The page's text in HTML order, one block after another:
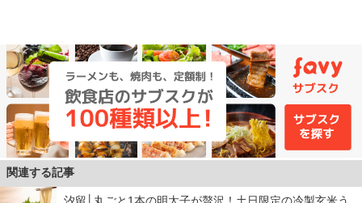
関連する記事
汐留│丸ごと1本の明太子が贅沢！土日限定の冷製玄米う